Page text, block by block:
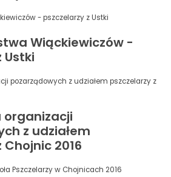
Wiąckiewiczów -
Ustki
organizacji
z udziałem
2016